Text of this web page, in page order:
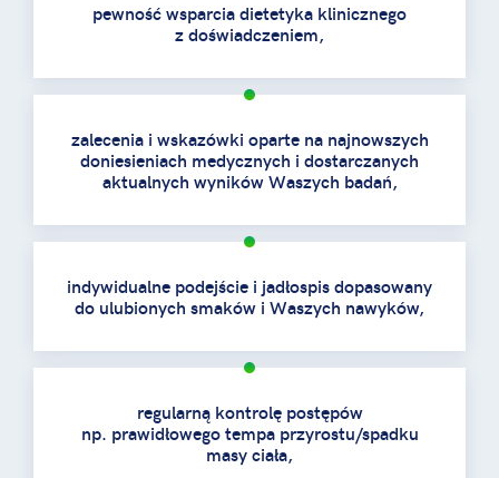
pewność wsparcia dietetyka klinicznego
z doświadczeniem,
zalecenia i wskazówki oparte na najnowszych
doniesieniach medycznych i dostarczanych
aktualnych wyników Waszych badań,
indywidualne podejście i jadłospis dopasowany
do ulubionych smaków i Waszych nawyków,
regularną kontrolę postępów
np. prawidłowego tempa przyrostu/spadku
masy ciała,